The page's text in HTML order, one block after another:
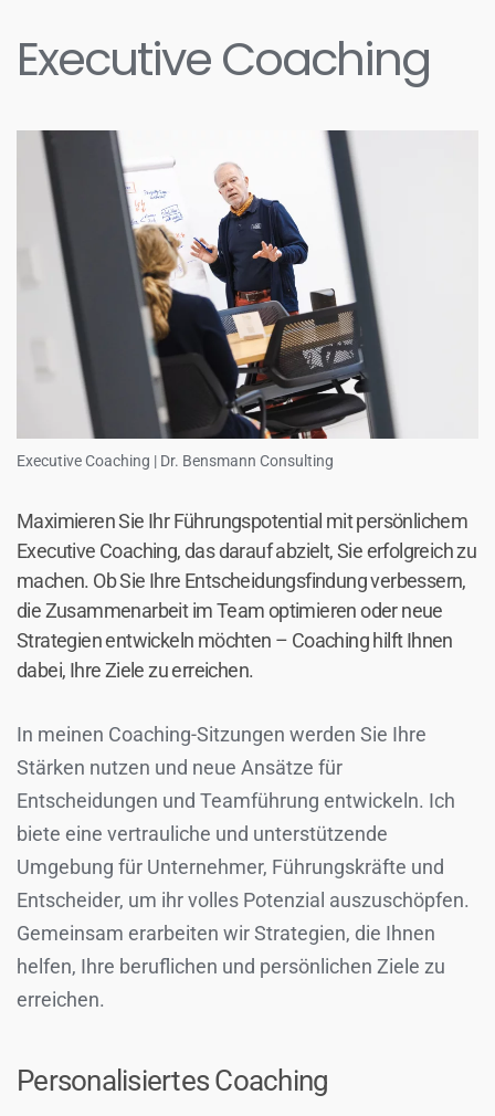
Executive Coaching
Executive Coaching | Dr. Bensmann Consulting
Maximieren Sie Ihr Führungspotential mit persönlichem
Executive Coaching, das darauf abzielt, Sie erfolgreich zu
machen. Ob Sie Ihre Entscheidungsfindung verbessern,
die Zusammenarbeit im Team optimieren oder neue
Strategien entwickeln möchten – Coaching hilft Ihnen
dabei, Ihre Ziele zu erreichen.
In meinen Coaching-Sitzungen werden Sie Ihre
Stärken nutzen und neue Ansätze für
Entscheidungen und Teamführung entwickeln. Ich
biete eine vertrauliche und unterstützende
Umgebung für Unternehmer, Führungskräfte und
Entscheider, um ihr volles Potenzial auszuschöpfen.
Gemeinsam erarbeiten wir Strategien, die Ihnen
helfen, Ihre beruflichen und persönlichen Ziele zu
erreichen.
Personalisiertes Coaching